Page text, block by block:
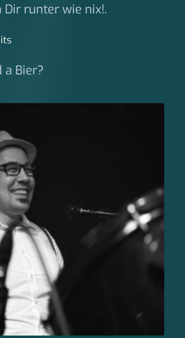
Dir runter wie nix!.
a Bier?